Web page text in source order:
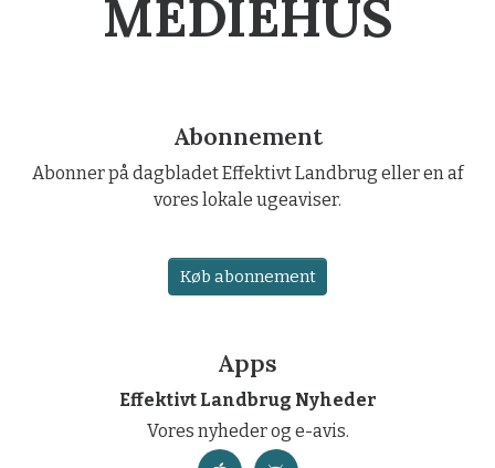
MEDIEHUS
Abonnement
Abonner på dagbladet Effektivt Landbrug eller en af
vores lokale ugeaviser.
Køb abonnement
Apps
Effektivt Landbrug Nyheder
Vores nyheder og e-avis.